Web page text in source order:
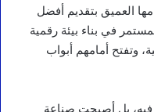
العميق بتقديم أفضل
في بناء بيئة رقمية
وتفتح أمامهم أبواب
بل أصبحت صناعة